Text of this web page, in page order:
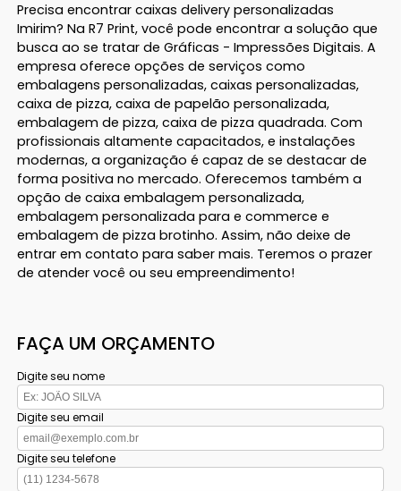
Precisa encontrar caixas delivery personalizadas
Imirim? Na R7 Print, você pode encontrar a solução que
busca ao se tratar de Gráficas - Impressões Digitais. A
empresa oferece opções de serviços como
embalagens personalizadas, caixas personalizadas,
caixa de pizza, caixa de papelão personalizada,
embalagem de pizza, caixa de pizza quadrada. Com
profissionais altamente capacitados, e instalações
modernas, a organização é capaz de se destacar de
forma positiva no mercado. Oferecemos também a
opção de caixa embalagem personalizada,
embalagem personalizada para e commerce e
embalagem de pizza brotinho. Assim, não deixe de
entrar em contato para saber mais. Teremos o prazer
de atender você ou seu empreendimento!
FAÇA UM ORÇAMENTO
Digite seu nome
Digite seu email
Digite seu telefone